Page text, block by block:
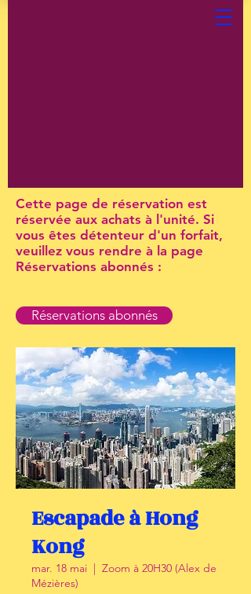
Cette page de réservation est
réservée aux achats à l'unité. Si
vous êtes détenteur d'un forfait,
veuillez vous rendre à la page
Réservations abonnés :
Réservations abonnés
Escapade à Hong
Kong
mar. 18 mai
  |
Zoom à 20H30 (Alex de
Mézières)